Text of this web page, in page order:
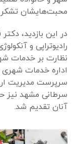
محبت‌هایشان
در این بازدید،
رادیوتراپی و
نظارت بر خدمات
اداره خدمات شهری
سرپرست مدیریت
سرطانی مشهد نیز
آنان تقدیم شد.